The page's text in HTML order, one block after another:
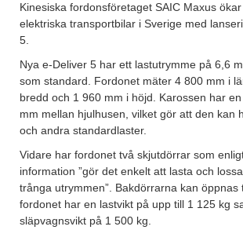
Kinesiska fordonsföretaget SAIC Maxus
elektriska transportbilar i Sverige med
5.
Nya e-Deliver 5 har ett lastutrymme på 6,6
som standard. Fordonet mäter 4 800 mm i
bredd och 1 960 mm i höjd. Karossen har
mm mellan hjulhusen, vilket gör att den kan
och andra standardlaster.
Vidare har fordonet två skjutdörrar som
information ”gör det enkelt att lasta och
trånga utrymmen”. Bakdörrarna kan öppnas
fordonet har en lastvikt på upp till 1 125 kg
släpvagnsvikt på 1 500 kg.